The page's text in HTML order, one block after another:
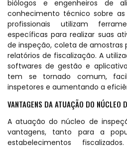
biólogos e engenheiros de
conhecimento técnico sobre as
profissionais utilizam
específicas para realizar suas
de inspeção, coleta de amostras
relatórios de fiscalização. A
softwares de gestão e
tem se tornado comum,
inspetores e aumentando a
VANTAGENS DA ATUAÇÃO DO NÚCLEO
A atuação do núcleo de
vantagens, tanto para a
estabelecimentos